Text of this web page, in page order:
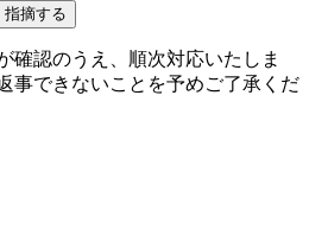
指摘する
確認のうえ、順次対応いたしま
事できないことを予めご了承くだ